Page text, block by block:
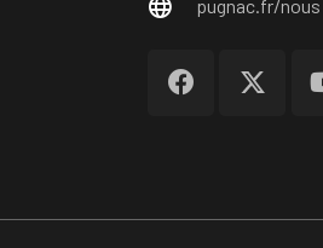
pugnac.fr/